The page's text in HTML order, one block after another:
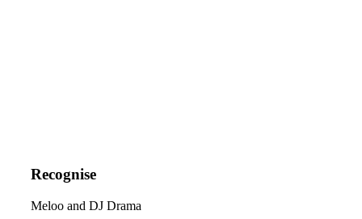
Recognise
Meloo and DJ Drama